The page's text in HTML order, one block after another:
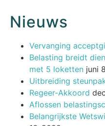
Nieuws
Vervanging
Belasting breidt
met 5 loketten juni
Uitbreiding
Regeer-Akkoord
Aflossen
Belangrijkste